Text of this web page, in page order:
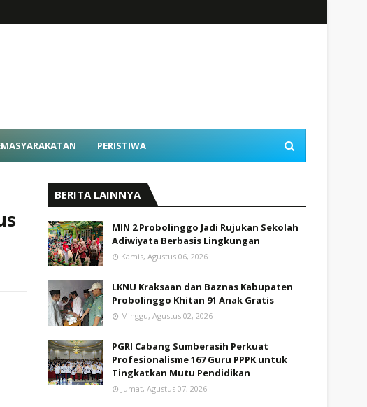
PERISTIWA
BERITA LAINNYA
MIN 2 Probolinggo Jadi Rujukan Sekolah
Adiwiyata Berbasis Lingkungan
Kamis, Agustus 06, 2026
LKNU Kraksaan dan Baznas Kabupaten
Probolinggo Khitan 91 Anak Gratis
Minggu, Agustus 02, 2026
PGRI Cabang Sumberasih Perkuat
Profesionalisme 167 Guru PPPK untuk
Tingkatkan Mutu Pendidikan
Jumat, Agustus 07, 2026